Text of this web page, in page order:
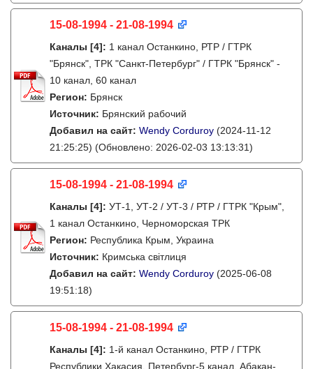
15-08-1994 - 21-08-1994
Каналы [4]: 1 канал Останкино, РТР / ГТРК
"Брянск", ТРК "Санкт-Петербург" / ГТРК "Брянск" -
10 канал, 60 канал
Регион: Брянск
Источник: Брянский рабочий
Добавил на сайт: Wendy Corduroy (2024-11-12
21:25:25) (Обновлено: 2026-02-03 13:13:31)
15-08-1994 - 21-08-1994
Каналы [4]: УТ-1, УТ-2 / УТ-3 / РТР / ГТРК "Крым",
1 канал Останкино, Черноморская ТРК
Регион: Республика Крым, Украина
Источник: Кримська світлиця
Добавил на сайт: Wendy Corduroy (2025-06-08
19:51:18)
15-08-1994 - 21-08-1994
Каналы [4]: 1-й канал Останкино, РТР / ГТРК
Республики Хакасия, Петербург-5 канал, Абакан-